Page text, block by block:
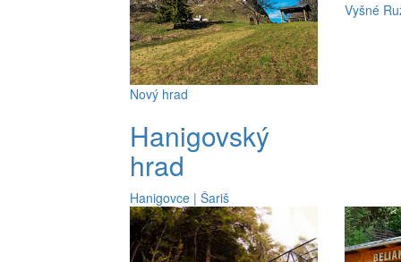
Nový hrad
Hanigovský
hrad
Hanigovce | Šariš
Vyšné